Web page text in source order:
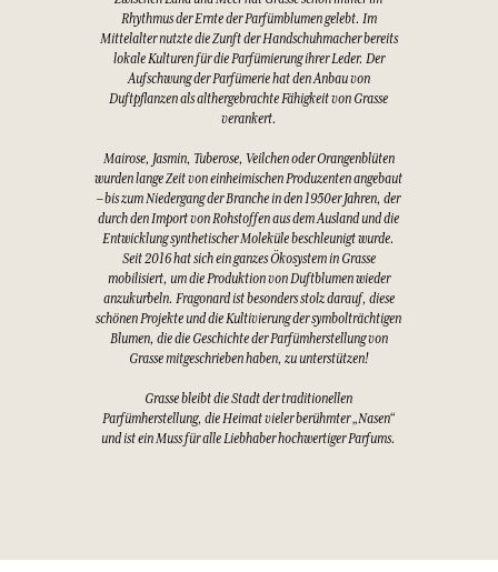
Rhythmus der Ernte der Parfümblumen gelebt. Im
Mittelalter nutzte die Zunft der Handschuhmacher bereits
lokale Kulturen für die Parfümierung ihrer Leder. Der
Aufschwung der Parfümerie hat den Anbau von
Duftpflanzen als althergebrachte Fähigkeit von Grasse
verankert.
Mairose, Jasmin, Tuberose, Veilchen oder Orangenblüten
wurden lange Zeit von einheimischen Produzenten angebaut
– bis zum Niedergang der Branche in den 1950er Jahren, der
durch den Import von Rohstoffen aus dem Ausland und die
Entwicklung synthetischer Moleküle beschleunigt wurde.
Seit 2016 hat sich ein ganzes Ökosystem in Grasse
mobilisiert, um die Produktion von Duftblumen wieder
anzukurbeln. Fragonard ist besonders stolz darauf, diese
schönen Projekte und die Kultivierung der symbolträchtigen
Blumen, die die Geschichte der Parfümherstellung von
Grasse mitgeschrieben haben, zu unterstützen!
Grasse bleibt die Stadt der traditionellen
Parfümherstellung, die Heimat vieler berühmter „Nasen“
und ist ein Muss für alle Liebhaber hochwertiger Parfums.